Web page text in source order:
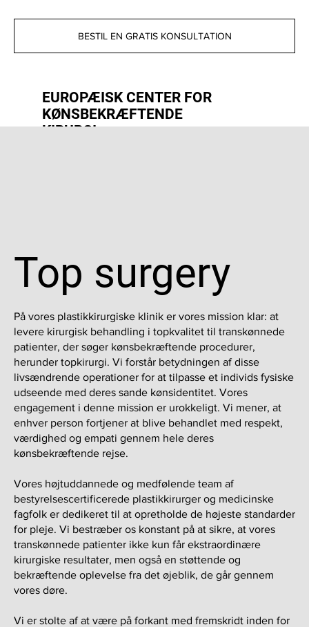
EUROPÆISK CENTER FOR
KØNSBEKRÆFTENDE
KIRURGI
BESTIL EN GRATIS KONSULTATION
Top surgery
På vores plastikkirurgiske klinik er vores mission klar: at
levere kirurgisk behandling i topkvalitet til transkønnede
patienter, der søger kønsbekræftende procedurer,
herunder topkirurgi. Vi forstår betydningen af disse
livsændrende operationer for at tilpasse et individs fysiske
udseende med deres sande kønsidentitet. Vores
engagement i denne mission er urokkeligt. Vi mener, at
enhver person fortjener at blive behandlet med respekt,
værdighed og empati gennem hele deres
kønsbekræftende rejse.
Vores højtuddannede og medfølende team af
bestyrelsescertificerede plastikkirurger og medicinske
fagfolk er dedikeret til at opretholde de højeste standarder
for pleje. Vi bestræber os konstant på at sikre, at vores
transkønnede patienter ikke kun får ekstraordinære
kirurgiske resultater, men også en støttende og
bekræftende oplevelse fra det øjeblik, de går gennem
vores døre.
Vi er stolte af at være på forkant med fremskridt inden for